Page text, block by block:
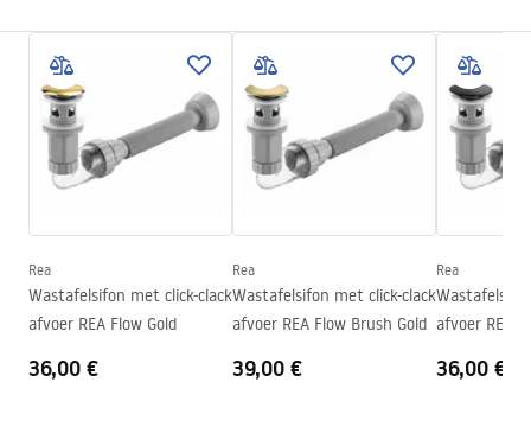
(composietsteen)
Kleur
Beige, Steenlook
Afwerking
Mat
Lengte
475mm
Breedte
400mm
Kraangat
Nee
Overloopopening
Nee
Montagehandleiding
Garantievoorwaarden
Rea
Wastafelsifon met click-clack
afvoer REA Flow Gold
36,00 €
Rea
Wastafelsifon met click-clack
afvoer REA Flow Brush Gold
39,00 €
Rea
afvoer REA
36,00 €